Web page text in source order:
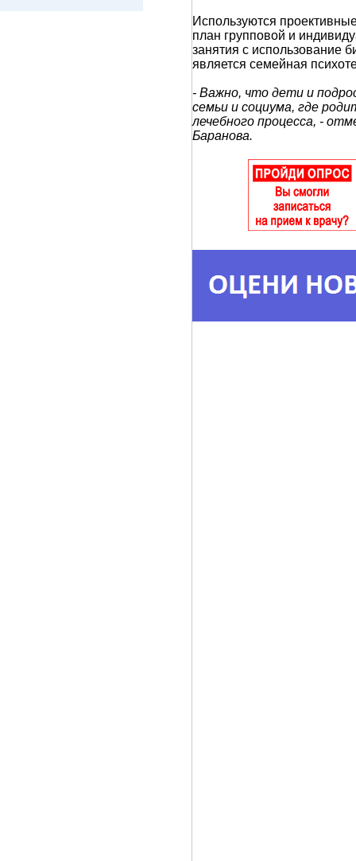
Используются
план групповой и
занятия с использование
является семейная
- Важно, что дети и
семьи и социума, где
лечебного процесса, -
Баранова.